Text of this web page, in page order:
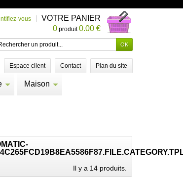
vous
VOTRE PANIER
0 produit0.00 €
Espace client Contact Plan du site
Maison
Il y a 14 produits.